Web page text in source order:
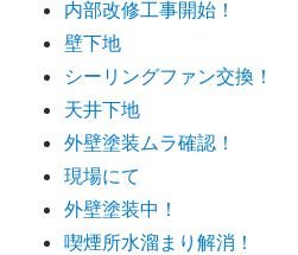
内部改修工事開始！
壁下地
シーリングファン交換！
天井下地
外壁塗装ムラ確認！
現場にて
外壁塗装中！
喫煙所水溜まり解消！